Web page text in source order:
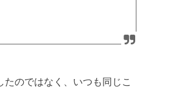
のではなく、いつも同じこ